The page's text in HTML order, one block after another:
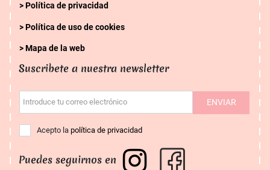
Política de privacidad
Política de uso de cookies
Mapa de la web
Suscribete a nuestra newsletter
Introduce tu correo electrónico ENVIAR
Acepto lapolítica de privacidad
Puedes seguirnos en